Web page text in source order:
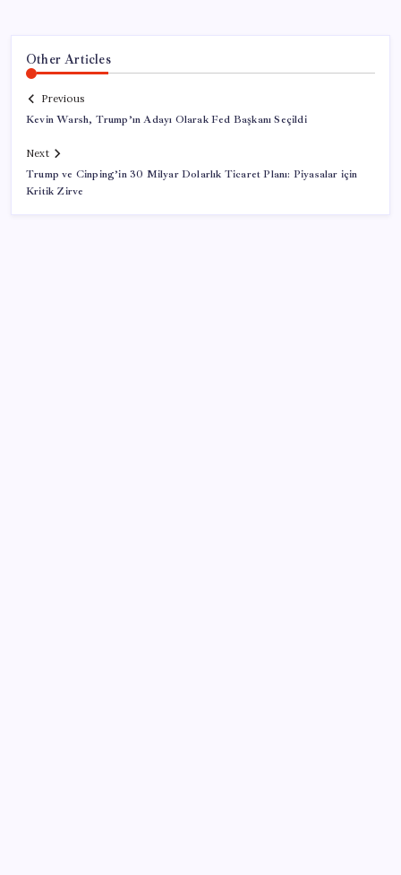
Other Articles
Previous
Kevin Warsh, Trump’ın Adayı Olarak Fed Başkanı Seçildi
Next
Trump ve Cinping’in 30 Milyar Dolarlık Ticaret Planı: Piyasalar için
Kritik Zirve